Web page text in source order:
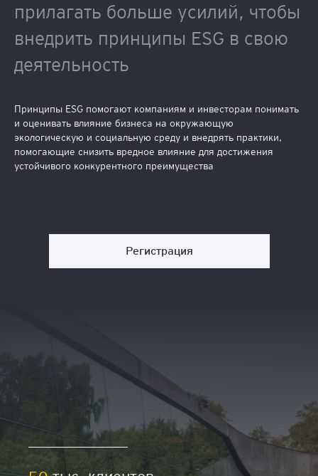
прилагать больше усилий, чтобы
внедрить принципы ESG в свою
деятельность
Принципы ESG помогают компаниям и инвесторам понимать
и оценивать влияние бизнеса на окружающую
экологическую и социальную среду и внедрять практики,
помогающие снизить вредное влияние для достижения
устойчивого конкурентного преимущества
Регистрация